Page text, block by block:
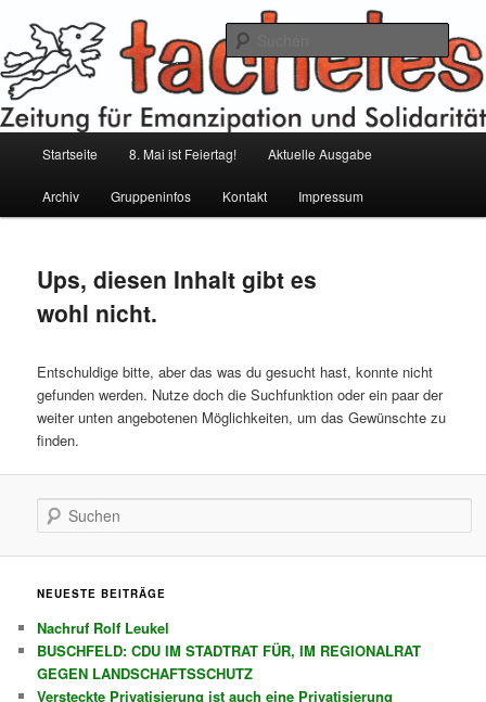
Inhalt
wechseln
sekundären
Inhalt
wechselntacheles – Zeitung für Emanzipation
und Solidarität
Startseite 8. Mai ist Feiertag! Aktuelle Ausgabe
Archiv Gruppeninfos Kontakt Impressum
Ups, diesen Inhalt gibt es
wohl nicht.
Entschuldige bitte, aber das was du gesucht hast, konnte nicht
gefunden werden. Nutze doch die Suchfunktion oder ein paar der
weiter unten angebotenen Möglichkeiten, um das Gewünschte zu
finden.
Suchen
NEUESTE BEITRÄGE
Nachruf Rolf Leukel
BUSCHFELD: CDU IM STADTRAT FÜR, IM REGIONALRAT
GEGEN LANDSCHAFTSSCHUTZ
Versteckte Privatisierung ist auch eine Privatisierung